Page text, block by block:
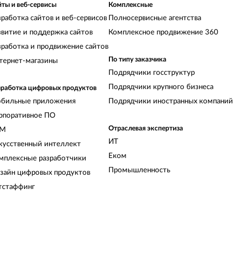
и веб-сервисы
сайтов и веб-сервисов
и поддержка сайтов
и продвижение сайтов
магазины
цифровых продуктов
приложения
ПО
интеллект
разработчики
цифровых продуктов
Комплексные
Полносервисные агентства
Комплексное продвижение 360
По типу заказчика
Подрядчики госструктур
Подрядчики крупного бизнеса
Подрядчики иностранных компаний
Отраслевая экспертиза
ИТ
Еком
Промышленность